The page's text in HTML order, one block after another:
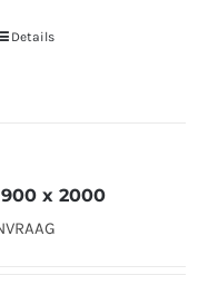
Details
x 2000